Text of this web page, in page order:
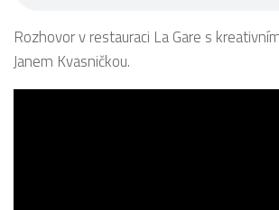
Rozhovor v restauraci La Gare s
Janem Kvasničkou.